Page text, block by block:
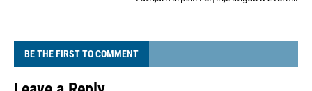
BE THE FIRST TO COMMENT